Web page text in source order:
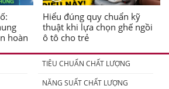
hoàn
Hiểu đúng quy chuẩn kỹ
thuật khi lựa chọn ghế ngồi
ô tô cho trẻ
TIÊU CHUẨN CHẤT LƯỢNG
NĂNG SUẤT CHẤT LƯỢNG